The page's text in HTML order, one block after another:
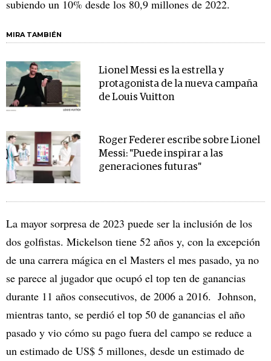
subiendo un 10% desde los 80,9 millones de 2022.
MIRA TAMBIÉN
Lionel Messi es la estrella y
protagonista de la nueva campaña
de Louis Vuitton
Roger Federer escribe sobre Lionel
Messi: "Puede inspirar a las
generaciones futuras"
La mayor sorpresa de 2023 puede ser la inclusión de los
dos golfistas. Mickelson tiene 52 años y, con la excepción
de una carrera mágica en el Masters el mes pasado, ya no
se parece al jugador que ocupó el top ten de ganancias
durante 11 años consecutivos, de 2006 a 2016. Johnson,
mientras tanto, se perdió el top 50 de ganancias el año
pasado y vio cómo su pago fuera del campo se reduce a
un estimado de US$ 5 millones, desde un estimado de